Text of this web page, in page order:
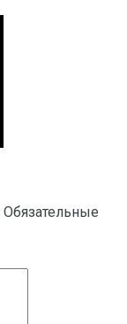
Обязательные